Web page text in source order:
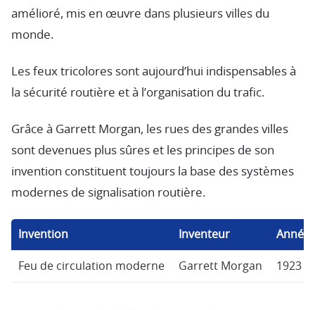
amélioré, mis en œuvre dans plusieurs villes du
monde.
Les feux tricolores sont aujourd’hui indispensables à
la sécurité routière et à l’organisation du trafic.
Grâce à Garrett Morgan, les rues des grandes villes
sont devenues plus sûres et les principes de son
invention constituent toujours la base des systèmes
modernes de signalisation routière.
Invention Inventeur Année
Feu de circulation moderne Garrett Morgan 1923